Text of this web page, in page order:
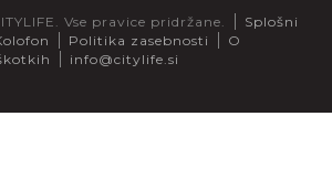
Vse pravice pridržane.
Splošni
Politika zasebnosti
O
info@citylife.si